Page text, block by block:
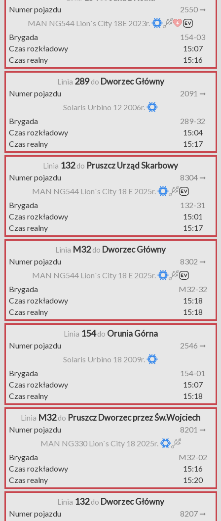
Numer pojazdu
2550 ➞
MAN NG544 Lion`s City 18E 2023r.
Brygada
154-03
Czas rozkładowy
15:07
Czas realny
15:16
Linia 289do Dworzec Główny
Numer pojazdu
2091 ➞
Solaris Urbino 12 2006r.
Brygada
289-32
Czas rozkładowy
15:04
Czas realny
15:17
Linia 132do Pruszcz Urząd Skarbowy
Numer pojazdu
8304 ➞
MAN NG544 Lion`s City 18 E 2025r.
Brygada
132-31
Czas rozkładowy
15:01
Czas realny
15:17
Linia M32do Dworzec Główny
Numer pojazdu
8302 ➞
MAN NG544 Lion`s City 18 E 2025r.
Brygada
M32-32
Czas rozkładowy
15:18
Czas realny
15:18
Linia 154do Orunia Górna
Numer pojazdu
2546 ➞
Solaris Urbino 18 2009r.
Brygada
154-01
Czas rozkładowy
15:07
Czas realny
15:18
Linia M32do Pruszcz Dworzec przez Św.Wojciech
Numer pojazdu
8201 ➞
MAN NG330 Lion`s City 18 2025r.
Brygada
M32-02
Czas rozkładowy
15:16
Czas realny
15:20
Linia 132do Dworzec Główny
Numer pojazdu 8207 ➞